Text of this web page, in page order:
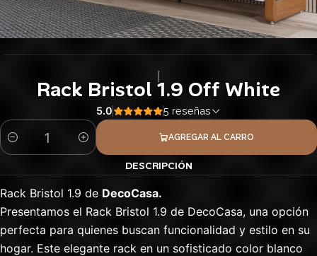
Rack Bristol 1.9 Off White
5.0 5 reseñas
Cantidad
AGREGAR AL CARRO
DESCRIPCIÓN
Rack Bristol 1.9 de DecoCasa.
Presentamos el Rack Bristol 1.9 de DecoCasa, una opción
perfecta para quienes buscan funcionalidad y estilo en su
hogar. Este elegante rack en un sofisticado color blanco